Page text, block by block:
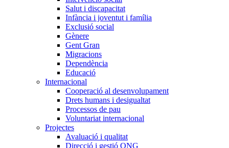
Salut i discapacitat
Infància i joventut i família
Exclusió social
Gènere
Gent Gran
Migracions
Dependència
Educació
Internacional
Cooperació al desenvolupament
Drets humans i desigualtat
Processos de pau
Voluntariat internacional
Projectes
Avaluació i qualitat
Direcció i gestió ONG